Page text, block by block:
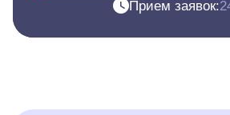
Прием заявок: